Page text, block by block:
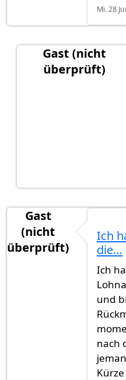
Mi. 28
Gast (nicht
überprüft)
Hallo
Gast
(nicht
überprüft)
Ich
die…
Ich
und
nach